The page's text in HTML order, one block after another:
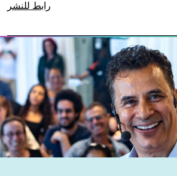
رابط للنشر